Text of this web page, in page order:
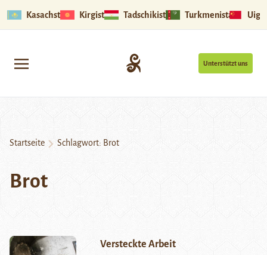
Kasachstan Kirgistan Tadschikistan Turkmenistan
Unterstützt uns
Startseite Schlagwort: Brot
Brot
Versteckte Arbeit